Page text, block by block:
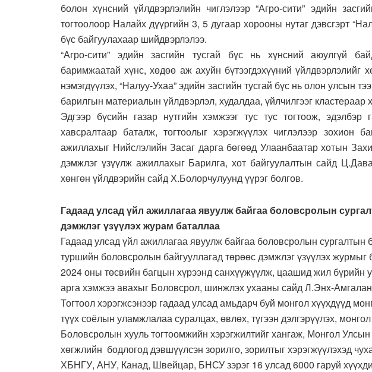
болон хүнсний үйлдвэрлэлийн чиглэлээр “Агро-сити” эдийн
тогтоолоор Налайх дүүргийн 3, 5 дугаар хорооны нутаг дэвсгэрт
бүс байгуулахаар шийдвэрлэлээ.
“Агро-сити” эдийн засгийн тусгай бүс нь хүнсний аюулгүй
баримжаатай хүнс, хөдөө аж ахуйн бүтээгдэхүүний үйлдвэрлэлийг
нэмэгдүүлэх, “Налуу-Ухаа” эдийн засгийн тусгай бүс нь олон улсын
барилгын материалын үйлдвэрлэл, худалдаа, үйлчилгээг кластераар
Эдгээр бүсийн газар нутгийн хэмжээг тус тус тогтоож, эдэлбэр
хавсралтаар баталж, тогтоолыг хэрэгжүүлэх чиглэлээр зохион
ажиллахыг Нийслэлийн Засаг дарга бөгөөд Улаанбаатар хотын
дэмжлэг үзүүлж ажиллахыг Барилга, хот байгуулалтын сайд
хөнгөн үйлдвэрийн сайд Х.Болорчулуунд үүрэг болгов.
Гадаад улсад үйл ажиллагаа явуулж байгаа боловсролын
дэмжлэг үзүүлэх журам баталлаа
Гадаад улсад үйл ажиллагаа явуулж байгаа боловсролын сургалтын
туршийн боловсролын байгууллагад төрөөс дэмжлэг үзүүлэх журмыг
2024 оны төсвийн багцын хүрээнд санхүүжүүлж, цаашид жил бүрийн
арга хэмжээ авахыг Боловсрол, шинжлэх ухааны сайд Л.Энх-
Тогтоол хэрэгжсэнээр гадаад улсад амьдарч буй монгол хүүхдүүд
түүх соёлын уламжлалаа суралцах, өвлөх, түгээн дэлгэрүүлэх,
Боловсролын хууль тогтоомжийн хэрэгжилтийг хангаж, Монгол
хөгжлийн бодлогод дэвшүүлсэн зорилго, зорилтыг хэрэгжүүлэхэд
ХБНГУ, АНУ, Канад, Швейцар, БНСУ зэрэг 16 улсад 6000 гаруй